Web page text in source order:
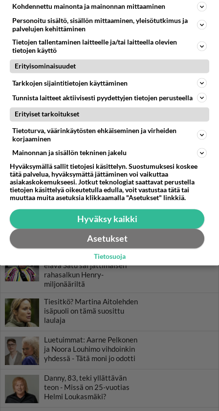
LUETUIMMAT
Muistatko? Kädestä suuhun
elävä Satu sai jättimäisen
rahasalkun Henry-
miljonääriltä
Tiesitkö? Martina Aitolehden
isäpuoli on tämä suosittu
laulaja
Luetuimmat: Aarne Pelkonen
ja Noora Louhimo vihdoinkin
yhdessä - Tätä moni jo odotti
Danny, 83, teki yllättävän
teon - Missä on 25-vuotias
Helmi Loukasmäki?
Kohdennettu mainonta ja mainonnan mittaaminen
Personoitu sisältö, sisällön mittaaminen, yleisötutkimus ja
palvelujen kehittäminen
Tietojen tallentaminen laitteelle ja/tai laitteella olevien
tietojen käyttö
Erityisominaisuudet
Tarkkojen sijaintitietojen käyttäminen
Tunnista laitteet aktiivisesti pyydettyjen tietojen perusteella
Erityiset tarkoitukset
Tietoturva, väärinkäytösten ehkäiseminen ja virheiden
korjaaminen
Mainonnan ja sisällön tekninen jakelu
Hyväksymällä sallit tietojesi käsittelyn. Suostumuksesi koskee
tätä palvelua, hyväksymättä jättäminen voi vaikuttaa
asiakaskokemukseesi. Jotkut teknologiat saattavat perustella
tietojen käsittelyä oikeutetulla edulla, voit vastustaa tätä tai
muuttaa muita asetuksia klikkaamalla "Asetukset" linkkiä.
Hyväksy kaikki
Asetukset
Tietosuoja